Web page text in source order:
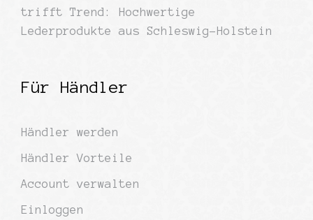
trifft Trend: Hochwertige
Lederprodukte aus Schleswig-Holstein
Für Händler
Händler werden
Händler Vorteile
Account verwalten
Einloggen